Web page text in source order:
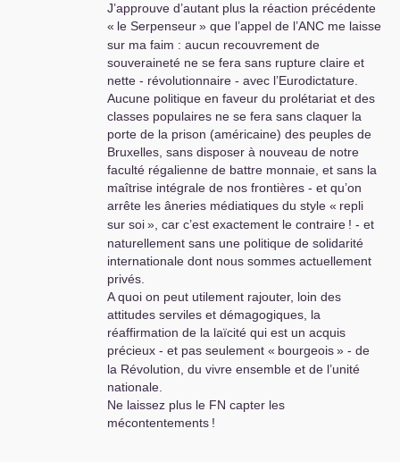
et absolument nécessaire .
Redonner le pouvoir de décider aux
citoyens dans un projet
«horizontal » et coopératif entre les
entreprises publiques et privées est
la seule solution pour redémarrer
l’économie au profit de tous à l’abri
de toutes les formes d’oligarchie
exploiteuse .
Le prochain congrès du PCFdoit
réaffirmer son option
révolutionnaire , je dirai même
léniniste et guévariste , se donner
une ligne programmatique et
situation des habitants du pays . On
ne peut laisser leFNengranger les
mécontentements comme cela s’est
fait dans les années 30 avec
comme corollaire une guerre civile
Mobiliser le peuple contre le
capitalisme pour le supprimer et
J’approuve d’autant plus la réaction précédente
« le Serpenseur» que l’appel de l’ANC me laisse
sur ma faim : aucun recouvrement de
souveraineté ne se fera sans rupture claire et
nette - révolutionnaire - avec l’Eurodictature.
Aucune politique en faveur du prolétariat et des
classes populaires ne se fera sans claquer la
porte de la prison (américaine) des peuples de
Bruxelles, sans disposer à nouveau de notre
faculté régalienne de battre monnaie, et sans la
maîtrise intégrale de nos frontières - et qu’on
arrête les âneries médiatiques du style « repli
sur soi», car c’est exactement le contraire ! - et
naturellement sans une politique de solidarité
internationale dont nous sommes actuellement
privés.
A quoi on peut utilement rajouter, loin des
attitudes serviles et démagogiques, la
réaffirmation de la laïcité qui est un acquis
précieux - et pas seulement « bourgeois» - de
la Révolution, du vivre ensemble et de l’unité
nationale.
Ne laissez plus le FN capter les
mécontentements !